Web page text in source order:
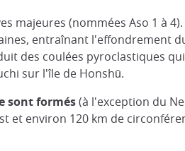
majeures (nommées Aso 1 à
entraînant l'effondrement
des coulées pyroclastiques
sur l'île de Honshū.
sont formés(à l'exception du
et environ 120 km de